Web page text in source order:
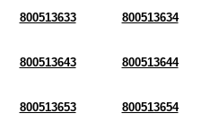
800513633 800513634
800513643 800513644
800513653 800513654